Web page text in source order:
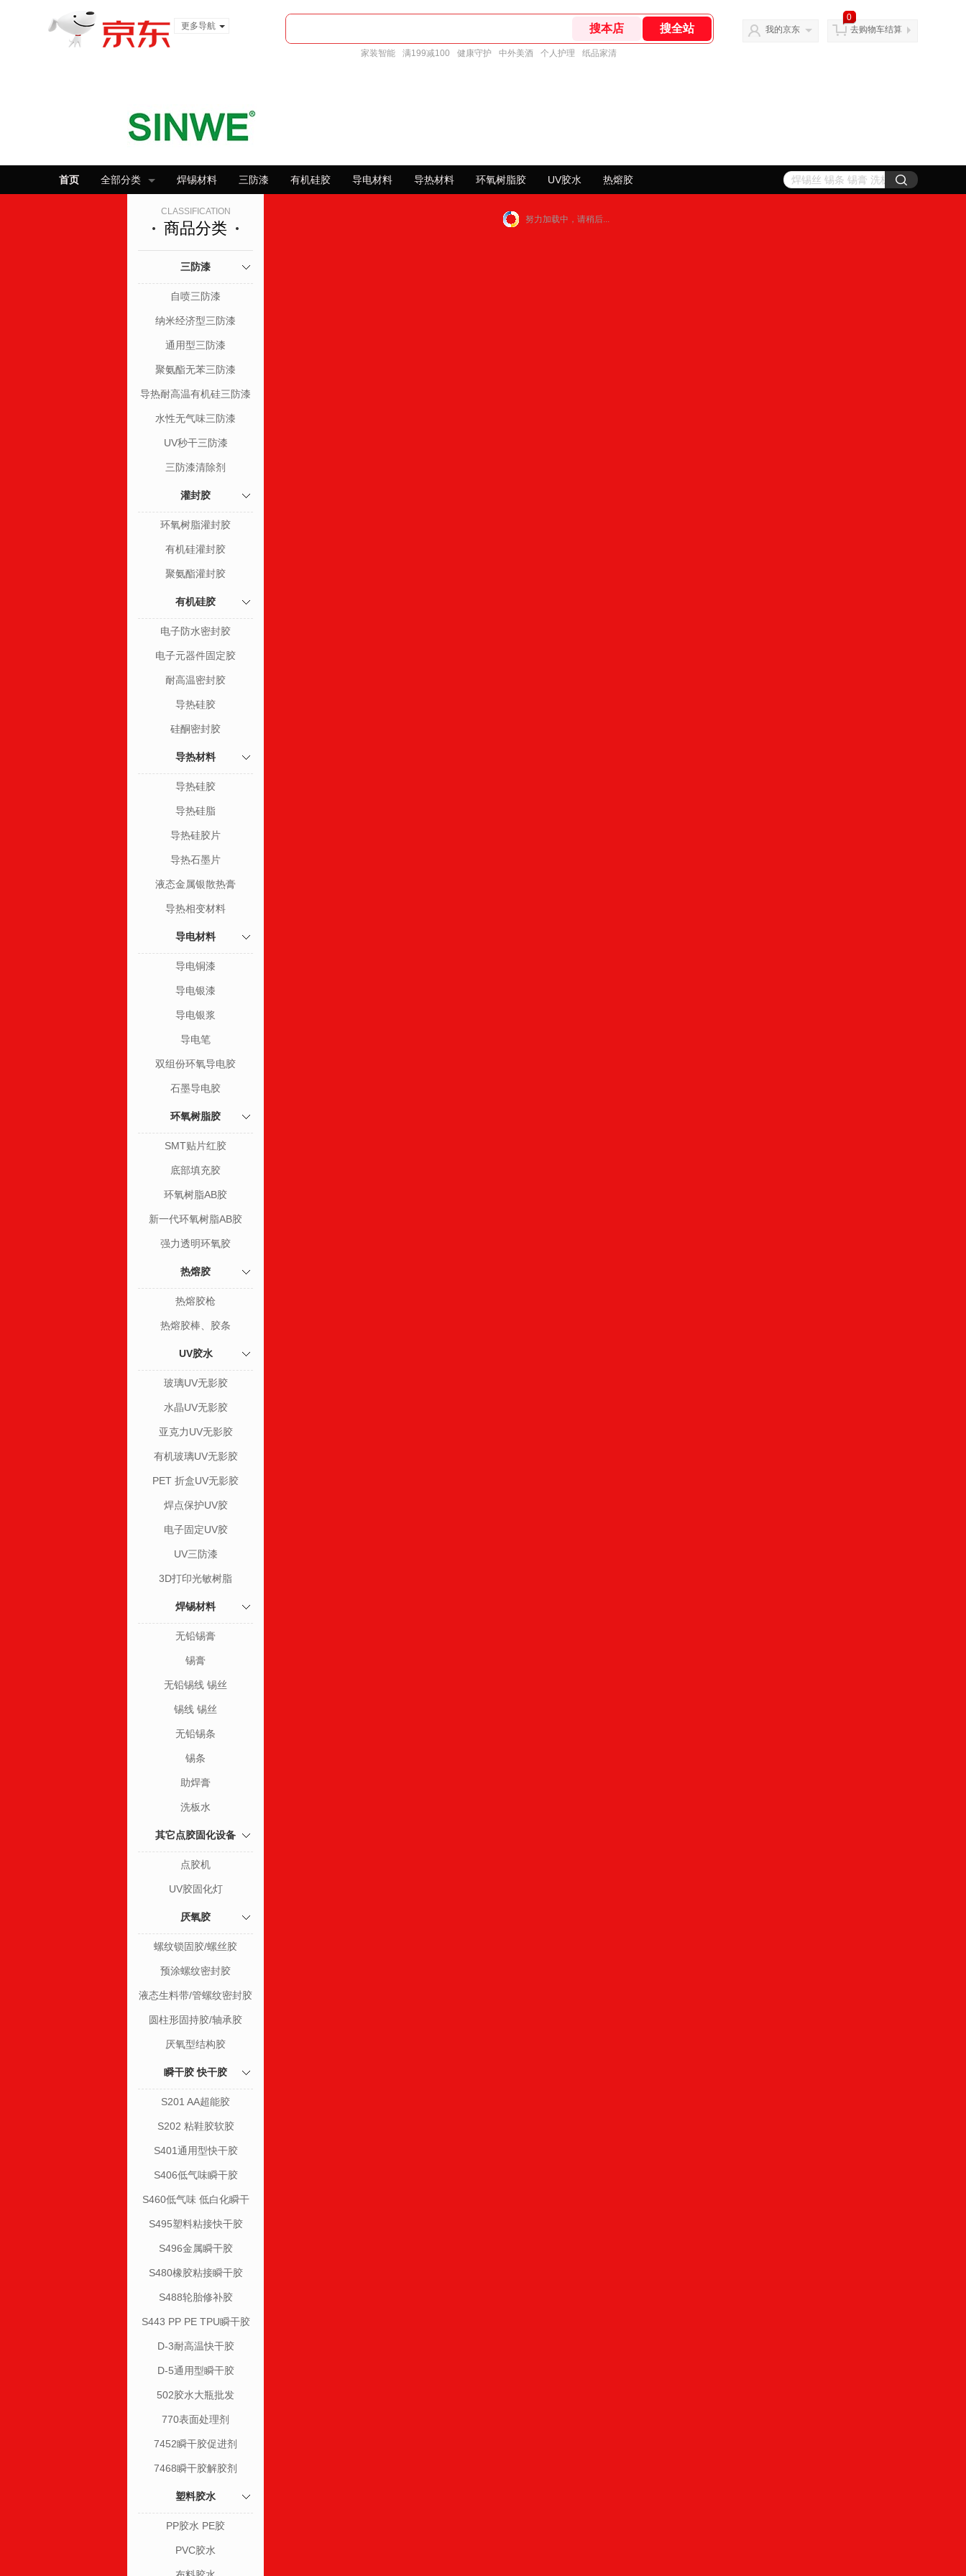
更多导航
家装智能 满199减100 健康守护 中外美酒 个人护理 纸品家清
我的京东
0
去购物车结算
首页 全部分类 焊锡材料 三防漆 有机硅胶 导电材料 导热材料 环氧树脂胶 UV胶水 热熔胶
CLASSIFICATION
商品分类
三防漆
自喷三防漆
纳米经济型三防漆
通用型三防漆
聚氨酯无苯三防漆
导热耐高温有机硅三防漆
水性无气味三防漆
UV秒干三防漆
三防漆清除剂
灌封胶
环氧树脂灌封胶
有机硅灌封胶
聚氨酯灌封胶
有机硅胶
电子防水密封胶
电子元器件固定胶
耐高温密封胶
导热硅胶
硅酮密封胶
导热材料
导热硅胶
导热硅脂
导热硅胶片
导热石墨片
液态金属银散热膏
导热相变材料
导电材料
导电铜漆
导电银漆
导电银浆
导电笔
双组份环氧导电胶
石墨导电胶
环氧树脂胶
SMT贴片红胶
底部填充胶
环氧树脂AB胶
新一代环氧树脂AB胶
强力透明环氧胶
热熔胶
热熔胶枪
热熔胶棒、胶条
UV胶水
玻璃UV无影胶
水晶UV无影胶
亚克力UV无影胶
有机玻璃UV无影胶
PET 折盒UV无影胶
焊点保护UV胶
电子固定UV胶
UV三防漆
3D打印光敏树脂
焊锡材料
无铅锡膏
锡膏
无铅锡线 锡丝
锡线 锡丝
无铅锡条
锡条
助焊膏
洗板水
其它点胶固化设备
点胶机
UV胶固化灯
厌氧胶
螺纹锁固胶/螺丝胶
预涂螺纹密封胶
液态生料带/管螺纹密封胶
圆柱形固持胶/轴承胶
厌氧型结构胶
瞬干胶 快干胶
S201 AA超能胶
S202 粘鞋胶软胶
S401通用型快干胶
S406低气味瞬干胶
S460低气味 低白化瞬干
胶
S495塑料粘接快干胶
S496金属瞬干胶
S480橡胶粘接瞬干胶
S488轮胎修补胶
S443 PP PE TPU瞬干胶
D-3耐高温快干胶
D-5通用型瞬干胶
502胶水大瓶批发
770表面处理剂
7452瞬干胶促进剂
7468瞬干胶解胶剂
塑料胶水
PP胶水 PE胶
PVC胶水
努力加载中，请稍后...